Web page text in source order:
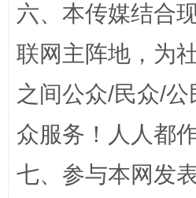
六、本传媒结合
联网主阵地，为
之间公众/民众/
众服务！人人都
七、参与本网发